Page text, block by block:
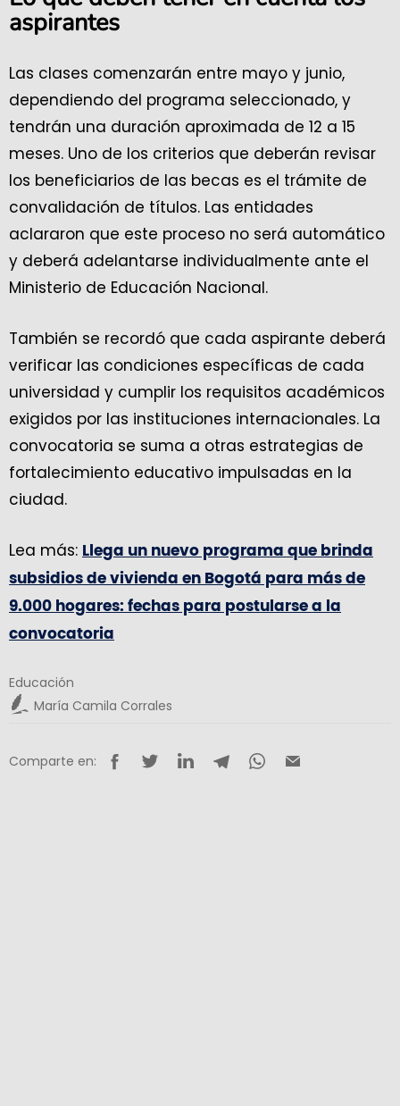
aspirantes
Las clases comenzarán entre mayo y junio,
dependiendo del programa seleccionado, y
tendrán una duración aproximada de 12 a 15
meses. Uno de los criterios que deberán revisar
los beneficiarios de las becas es el trámite de
convalidación de títulos. Las entidades
aclararon que este proceso no será automático
y deberá adelantarse individualmente ante el
Ministerio de Educación Nacional.
También se recordó que cada aspirante deberá
verificar las condiciones específicas de cada
universidad y cumplir los requisitos académicos
exigidos por las instituciones internacionales. La
convocatoria se suma a otras estrategias de
fortalecimiento educativo impulsadas en la
ciudad.
Lea más: Llega un nuevo programa que brinda
subsidios de vivienda en Bogotá para más de
9.000 hogares: fechas para postularse a la
convocatoria
Educación
María Camila Corrales
Comparte en: